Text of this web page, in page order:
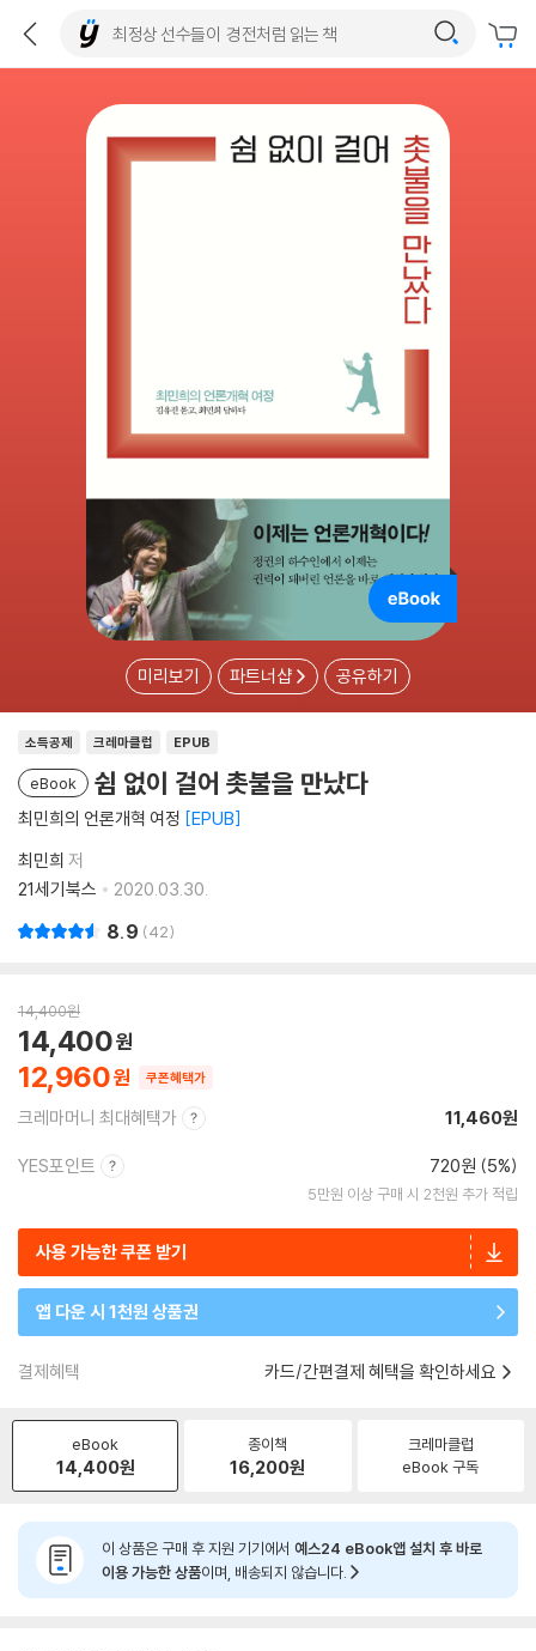
미리보기 파트너샵 공유하기
소득공제 크레마클럽 EPUB
eBook 쉼 없이 걸어 촛불을 만났다
최민희의 언론개혁 여정 EPUB
최민희 저
21세기북스
2020.03.30.
8.9 42
14,400원
12,960
14,400
쿠폰혜택가
크레마머니 최대혜택가 11,460원
YES포인트 720원 (5%)
5만원 이상 구매 시 2천원 추가 적립
사용 가능한 쿠폰 받기
앱 다운 시 1천원 상품권
결제혜택 카드/간편결제 혜택을 확인하세요
eBook
14,400원
종이책
16,200원
크레마클럽
eBook 구독
이 상품은 구매 후 지원 기기에서 예스24 eBook앱 설치 후 바로
이용 가능한 상품이며, 배송되지 않습니다.